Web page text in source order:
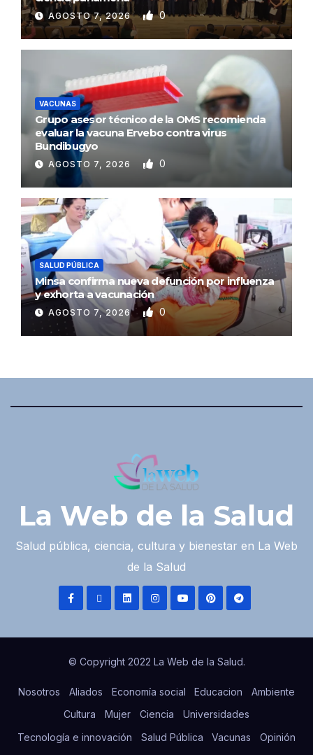
AGOSTO 7, 2026 0
VACUNAS
Grupo asesor técnico de la OMS recomienda
evaluar la vacuna Ervebo contra virus
Bundibugyo
AGOSTO 7, 2026 0
SALUD PÚBLICA
Minsa confirma nueva defunción por influenza
y exhorta a vacunación
AGOSTO 7, 2026 0
La Web de la Salud
Salud pública, ciencia, cultura y bienestar en La Web
de la Salud
© Copyright 2022 La Web de la Salud.
Nosotros Aliados Economía social Educacion
Ambiente
Cultura
Mujer Ciencia
Universidades
Tecnología e innovación
Salud Pública Vacunas
Opinión